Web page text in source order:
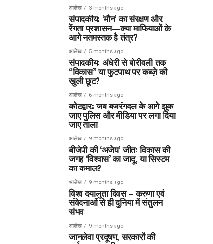
आलेख 3 months ago
संपादकीय: ‘मौन’ का संरक्षण और
रेंगता प्रशासन—क्या माफियाओं के
आगे नतमस्तक है तंत्र?
आलेख 5 months ago
संपादकीय: अंधेरी से बोरीवली तक
“विकास” या फुटपाथ पर कब्ज़े की
खुली छूट?
आलेख 6 months ago
कोटद्वार: जब बजरंगदल के आगे झुक
जाए पुलिस और मीडिया पर लगा दिया
जाए ताला
आलेख 9 months ago
बीजेपी की ‘अजेय’ जीत: विकास की
जगह ‘विश्वास’ का जादू, या सिस्टम
का कमाल?
आलेख 9 months ago
विश्व दयालुता दिवस – करुणा एवं
संवेदनाओं से ही दुनिया में संतुलन
संभव
आलेख 9 months ago
जानलेवा प्रदूषण, सरकारों की